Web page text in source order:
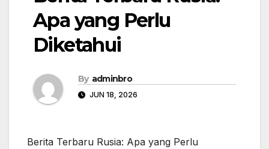
Apa yang Perlu
Diketahui
By adminbro
JUN 18, 2026
Berita Terbaru Rusia: Apa yang Perlu